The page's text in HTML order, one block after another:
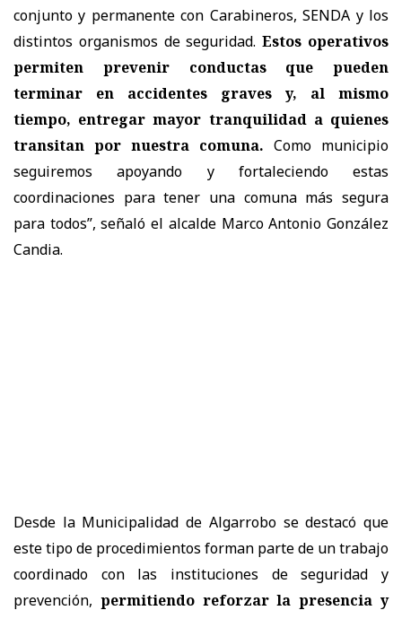
conjunto y permanente con Carabineros, SENDA y los
distintos organismos de seguridad.Estos operativos
permiten prevenir conductas que pueden
terminar en accidentes graves y, al mismo
tiempo, entregar mayor tranquilidad a quienes
transitan por nuestra comuna. Como municipio
seguiremos apoyando y fortaleciendo estas
coordinaciones para tener una comuna más segura
para todos”, señaló el alcalde Marco Antonio González
Candia.
Desde la Municipalidad de Algarrobo se destacó que
este tipo de procedimientos forman parte de un trabajo
coordinado con las instituciones de seguridad y
prevención, permitiendo reforzar la presencia y